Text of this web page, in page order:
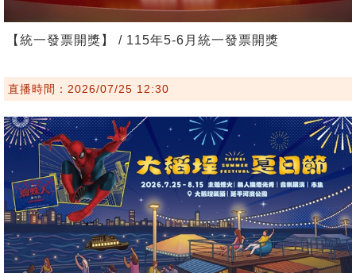
【統一發票開獎】 / 115年5-6月統一發票開獎
直播時間：2026/07/25 12:30